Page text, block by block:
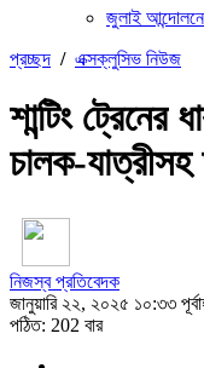
জুলাই আন্দোলনে
প্রচ্ছদ / এক্সক্লুসিভ নিউজ
শান্টিং
চালক-
নিজস্ব প্রতিবেদক
জানুয়ারি ২২, ২০২৫ ১০:৩৩
পঠিত: 202 বার